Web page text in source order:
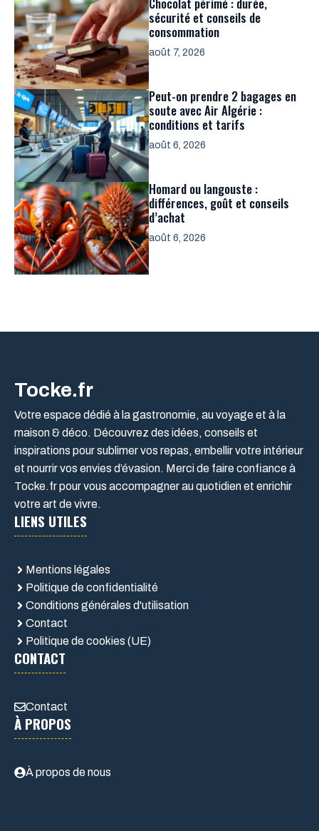
sécurité et conseils de
consommation
août 7, 2026
Peut-on prendre 2 bagages en
soute avec Air Algérie :
conditions et tarifs
août 6, 2026
Homard ou langouste :
différences, goût et conseils
d’achat
août 6, 2026
Tocke.fr
Votre espace dédié à la gastronomie, au voyage et à la
maison & déco. Découvrez des idées, conseils et
inspirations pour sublimer vos repas, embellir votre intérieur
et nourrir vos envies d’évasion. Merci de faire confiance à
Tocke.fr pour vous accompagner au quotidien et enrichir
votre art de vivre.
LIENS UTILES
Mentions légales
Politique de confidentialité
Conditions générales d'utilisation
Contact
Politique de cookies (UE)
CONTACT
Contact
À PROPOS
À propos de nous